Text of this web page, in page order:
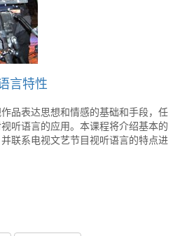
言特性
品表达思想和情感的基础和手段，任
听语言的应用。本课程将介绍基本的
联系电视文艺节目视听语言的特点进